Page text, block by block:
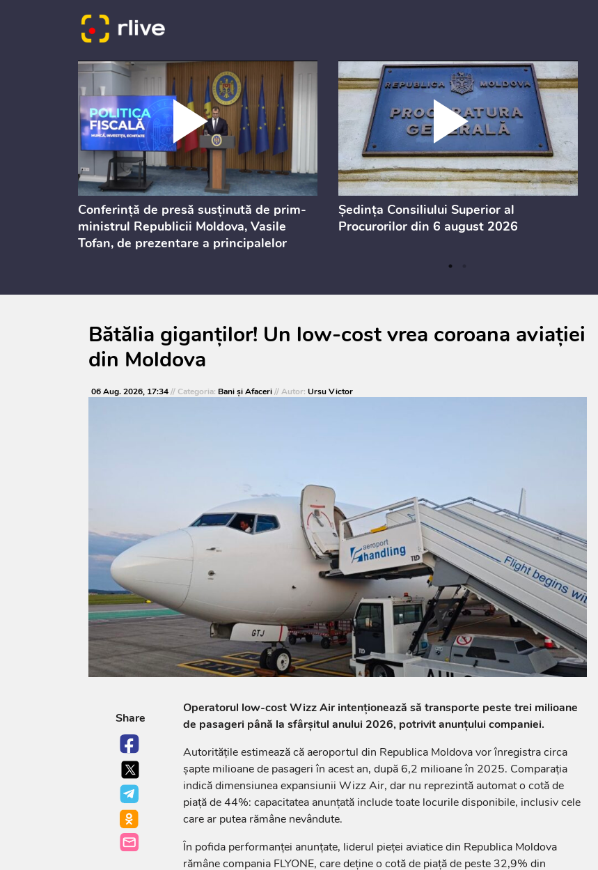
Conferință de presă susținută de prim-
ministrul Republicii Moldova, Vasile
Tofan, de prezentare a principalelor
consultărilor publice
Ședința Consiliului Superior al
Procurorilor din 6 august 2026
Bătălia giganților! Un low-cost vrea coroana aviației
din Moldova
06 Aug. 2026, 17:34// Categoria: Bani și Afaceri// Autor: Ursu Victor
Share
Operatorul low-cost Wizz Air intenționează să transporte peste trei milioane
de pasageri până la sfârșitul anului 2026, potrivit anunțului companiei.
Autoritățile estimează că aeroportul din Republica Moldova vor înregistra circa
șapte milioane de pasageri în acest an, după 6,2 milioane în 2025. Comparația
indică dimensiunea expansiunii Wizz Air, dar nu reprezintă automat o cotă de
piață de 44%: capacitatea anunțată include toate locurile disponibile, inclusiv cele
care ar putea rămâne nevândute.
În pofida performanței anunțate, liderul pieței aviatice din Republica Moldova
rămâne compania FLYONE, care deține o cotă de piață de peste 32,9% din